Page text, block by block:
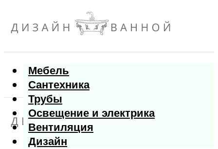
Мебель
Сантехника
Трубы
Освещение и электрика
Вентиляция
Дизайн